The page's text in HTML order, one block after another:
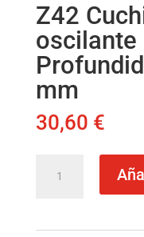
Z42
oscilante
mm
30,60 €
Cuchilla